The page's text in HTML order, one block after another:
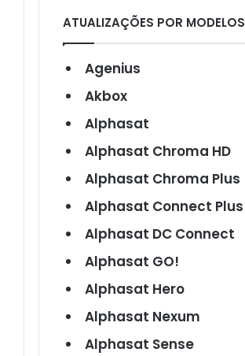
ATUALIZAÇÕES POR MODELOS
Agenius
Akbox
Alphasat
Alphasat Chroma HD
Alphasat Chroma Plus
Alphasat Connect Plus
Alphasat DC Connect
Alphasat GO!
Alphasat Hero
Alphasat Nexum
Alphasat Sense